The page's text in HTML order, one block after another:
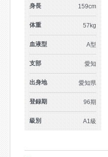
身長 159cm
体重 57kg
血液型 A型
支部 愛知
出身地 愛知県
登録期 96期
級別 A1級